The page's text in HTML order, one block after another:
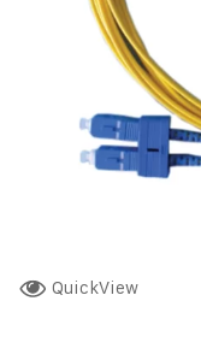
QuickView